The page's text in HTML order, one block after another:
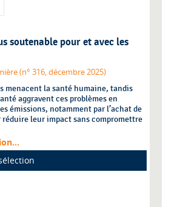
soutenable pour et avec les
(n° 316, décembre 2025)
menacent la santé humaine, tandis
aggravent ces problèmes en
émissions, notamment par l’achat de
réduire leur impact sans compromettre